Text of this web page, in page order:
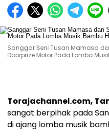
Sanggar Seni Tusan Mamasa
Doorprize Motor Pada Lomba
Torajachannel.com,
sangat berpihak pada
di ajang lomba musik